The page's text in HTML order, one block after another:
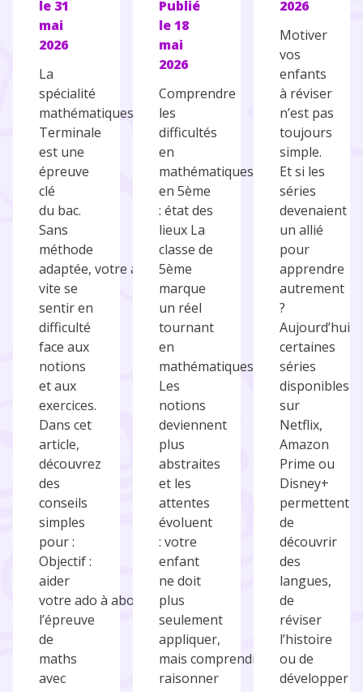
le 31
mai
2026
La
spécialité
mathématiques en
Terminale
est une
épreuve
clé
du bac.
Sans
méthode
adaptée, votre ado peut
vite se
sentir en
difficulté
face aux
notions
et aux
exercices.
Dans cet
article,
découvrez
des
conseils
simples
pour :
Objectif :
aider
votre ado à aborder
l’épreuve
de
maths
avec
Publié
le18
mai
2026
Comprendre
les
difficultés
en
mathématiques
en 5ème
: état des
lieux La
classe de
5ème
marque
un réel
tournant
en
mathématiques.
Les
notions
deviennent
plus
abstraites
et les
attentes
évoluent
: votre
enfant
ne doit
plus
seulement
appliquer,
mais comprendre,
raisonner
2026
Motiver
vos
enfants
à réviser
n’est pas
toujours
simple.
Et si les
séries
devenaient
un allié
pour
apprendre
autrement
?
Aujourd’hui,
certaines
séries
disponibles
sur
Netflix,
Amazon
Prime ou
Disney+
permettent
de
découvrir
des
langues,
de
réviser
l’histoire
ou de
développer